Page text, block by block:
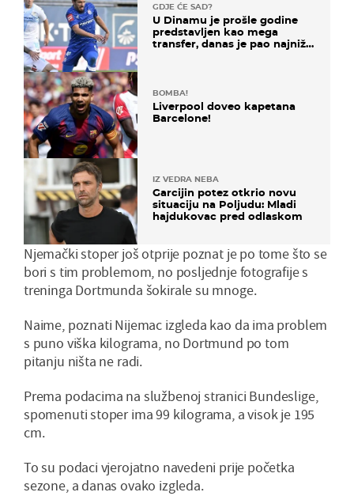
GDJE ĆE SAD?
U Dinamu je prošle godine
predstavljen kao mega
transfer, danas je pao najniže
BOMBA!
Liverpool doveo kapetana
Barcelone!
IZ VEDRA NEBA
Garcijin potez otkrio novu
situaciju na Poljudu: Mladi
hajdukovac pred odlaskom
Njemački stoper još otprije poznat je po tome što se
bori s tim problemom, no posljednje fotografije s
treninga Dortmunda šokirale su mnoge.
Naime, poznati Nijemac izgleda kao da ima problem
s puno viška kilograma, no Dortmund po tom
pitanju ništa ne radi.
Prema podacima na službenoj stranici Bundeslige,
spomenuti stoper ima 99 kilograma, a visok je 195
cm.
To su podaci vjerojatno navedeni prije početka
sezone, a danas ovako izgleda.